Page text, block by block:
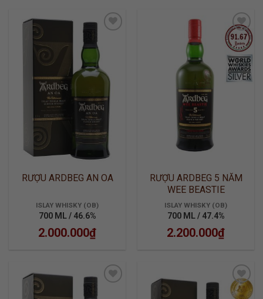
ADD TO
WISHLIST
RƯỢU ARDBEG AN OA
ISLAY WHISKY (OB)
700 ML / 46.6%
2.000.000₫
ADD TO
WISHLIST
RƯỢU ARDBEG 5 NĂM
WEE BEASTIE
ISLAY WHISKY (OB)
700 ML / 47.4%
2.200.000₫